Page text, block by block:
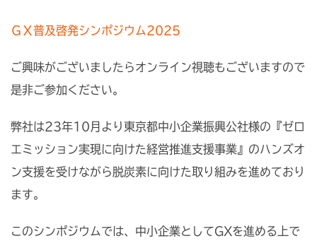
ＧＸ普及啓発シンポジウム2025
ご興味がございましたらオンライン視聴もございますので
是非ご参加ください。
弊社は23年10月より東京都中小企業振興公社様の『ゼロ
エミッション実現に向けた経営推進支援事業』のハンズオ
ン支援を受けながら脱炭素に向けた取り組みを進めており
ます。
このシンポジウムでは、中小企業としてGXを進める上で